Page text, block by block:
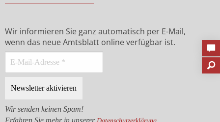
Wir informieren Sie ganz automatisch per E-Mail,
wenn das neue Amtsblatt online verfügbar ist.
Wir senden keinen Spam!